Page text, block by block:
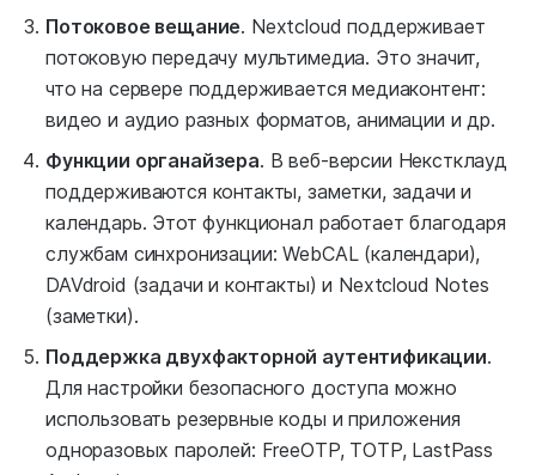
Потоковое вещание. Nextcloud поддерживает
потоковую передачу мультимедиа. Это значит,
что на сервере поддерживается медиаконтент:
видео и аудио разных форматов, анимации и др.
Функции органайзера. В веб-версии Некстклауд
поддерживаются контакты, заметки, задачи и
календарь. Этот функционал работает благодаря
службам синхронизации: WebCAL (календари),
DAVdroid (задачи и контакты) и Nextcloud Notes
(заметки).
Поддержка двухфакторной аутентификации.
Для настройки безопасного доступа можно
использовать резервные коды и приложения
одноразовых паролей: FreeOTP, TOTP, LastPass